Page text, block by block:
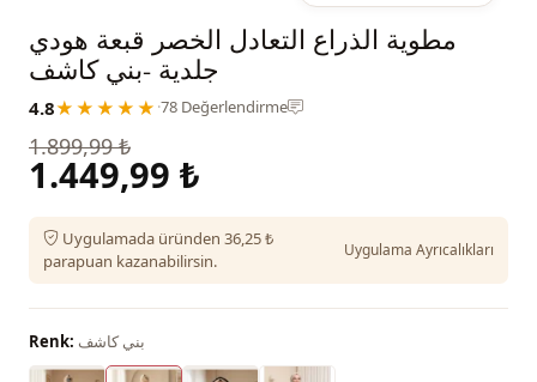
مطوية الذراع التعادل الخصر قبعة هودي
جلدية -بني كاشف
4.8★★★★★ ·78 Değerlendirme
1.899,99 ₺
1.449,99 ₺
Uygulamada üründen 36,25 ₺
parapuan kazanabilirsin.
Uygulama Ayrıcalıkları
Renk: بني كاشف